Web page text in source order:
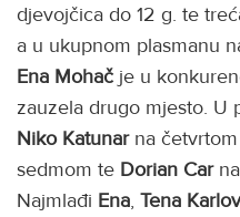
djevojčica do 12 g. te
a u ukupnom plasmanu
Ena Mohač je u
zauzela drugo mjesto. U
Niko Katunarna četvrtom
sedmom te Dorian Car
Najmlađi Ena, Tena